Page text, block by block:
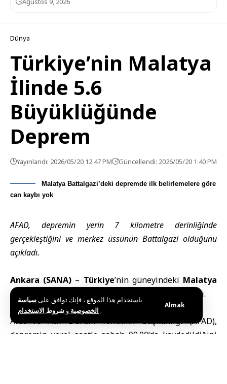
باستخدام هذا الموقع ، فإنك توافق علىسياسة
الخصوصية و .
Almak
Dünya
Türkiye’nin Malatya
İlinde 5.6
Büyüklüğünde
Deprem
Yayınlandı: 2026/05/20 12:47 PM Güncellendi: 2026/05/20 1:40 PM
Malatya Battalgazi’deki depremde ilk belirlemelere göre
can kaybı yok
AFAD, depremin yerin 7 kilometre derinliğinde
gerçekleştiğini ve merkez üssünün Battalgazi olduğunu
açıkladı.
Ankara (SANA) – Türkiye’nin güneyindeki Malatya
ilinde 5.6 büyüklüğünde bir deprem meydana geldi.
Afet ve Acil Durum Yönetimi Başkanlığı (AFAD),
depremin yerel saatle sabah 09.00’da kaydedildiğini